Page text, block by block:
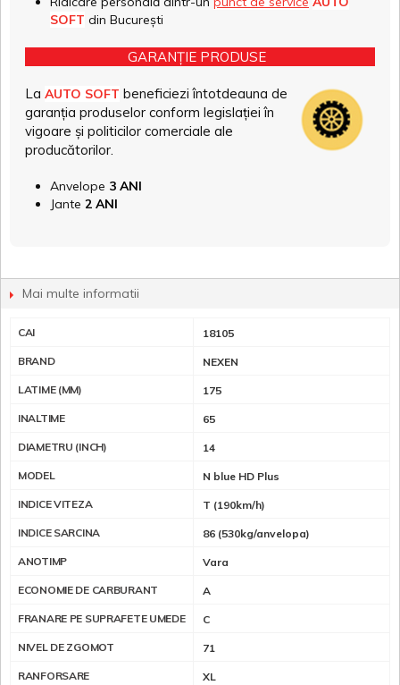
SOFT din București
GARANȚIE PRODUSE
La AUTO SOFT beneficiezi întotdeauna de
garanția produselor conform legislației în
vigoare și politicilor comerciale ale
producătorilor.
Anvelope 3 ANI
Jante 2 ANI
Mai multe informatii
CAI 18105
BRAND NEXEN
LATIME (MM) 175
INALTIME 65
DIAMETRU (INCH) 14
MODEL N blue HD Plus
INDICE VITEZA T (190km/h)
INDICE SARCINA 86 (530kg/anvelopa)
ANOTIMP Vara
ECONOMIE DE CARBURANT A
FRANARE PE SUPRAFETE UMEDE C
NIVEL DE ZGOMOT 71
RANFORSARE XL